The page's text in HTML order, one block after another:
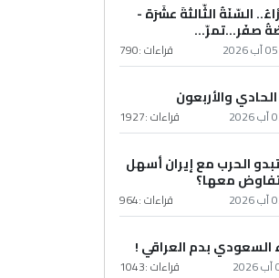
السّنَةُ الثّالثةَ عشَرَة -
صفَر…تمرّ...
قراءات :790
والأربعون
قراءات :1927
تبدو الحرب مع إيران أسهل
معها؟
قراءات :964
السعودي بدم العراقي !
قراءات :1043